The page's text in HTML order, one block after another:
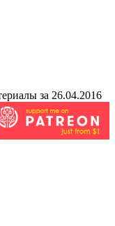
за 26.04.2016